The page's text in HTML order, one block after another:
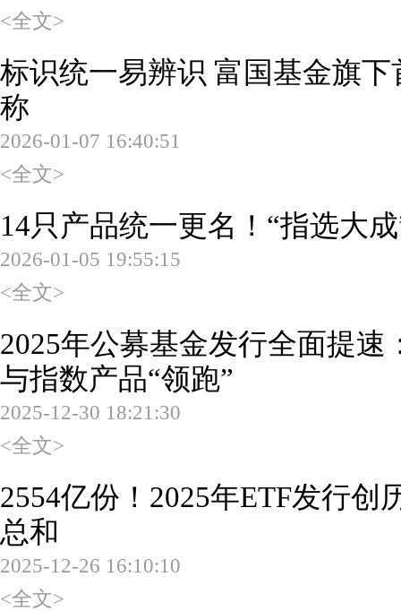
<全文>
标识统一易辨识 富国基金旗
称
2026-01-07 16:40:51
<全文>
14只产品统一更名！“指选大
2026-01-05 19:55:15
<全文>
2025年公募基金发行全面提
与指数产品“领跑”
2025-12-30 18:21:30
<全文>
2554亿份！2025年ETF发行创
总和
2025-12-26 16:10:10
<全文>